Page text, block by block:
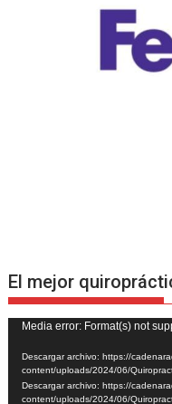
El mejor
Reproductor
de
vídeo
Media error: Format(s) not
Descargar archivo: https://
content/uploads/2024/06/
Descargar archivo: https://
content/uploads/2024/06/